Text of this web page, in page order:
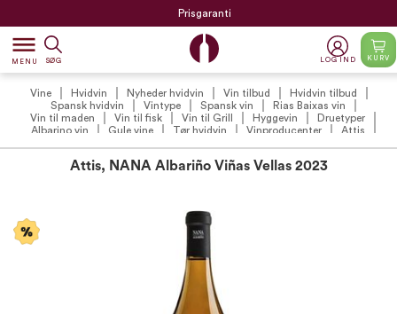
Prisgaranti
dehaze
MENU SØG LOG IND KURV
Vine Hvidvin Nyheder hvidvin Vin tilbud
Hvidvin tilbud
Spansk hvidvin
Vintype Spansk vin
Rias Baixas vin
Vin til maden
Vin til fisk Vin til Grill Hyggevin
Druetyper
Albarino vin
Gule vine Tør hvidvin Vinproducenter
Attis
Attis, NANA Albariño Viñas Vellas 2023